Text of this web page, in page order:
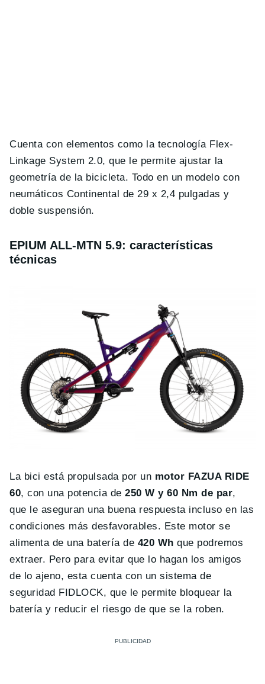
Cuenta con elementos como la tecnología Flex-
Linkage System 2.0, que le permite ajustar la
geometría de la bicicleta. Todo en un modelo con
neumáticos Continental de 29 x 2,4 pulgadas y
doble suspensión.
EPIUM ALL-MTN 5.9: características
técnicas
La bici está propulsada por un motor FAZUA RIDE
60, con una potencia de250 W y 60 Nm de par,
que le aseguran una buena respuesta incluso en las
condiciones más desfavorables. Este motor se
alimenta de una batería de 420 Wh que podremos
extraer. Pero para evitar que lo hagan los amigos
de lo ajeno, esta cuenta con un sistema de
seguridad FIDLOCK, que le permite bloquear la
batería y reducir el riesgo de que se la roben.